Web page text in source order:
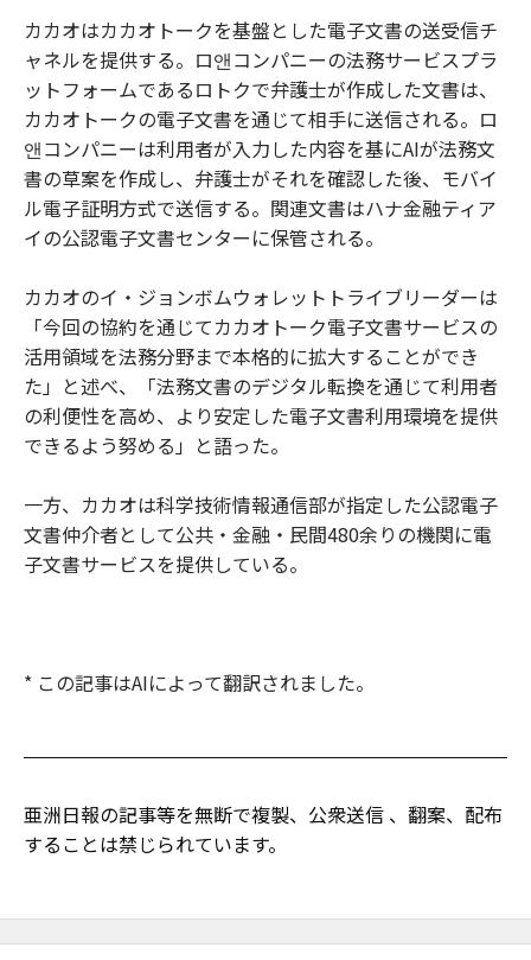
カカオはカカオトークを基盤とした電子文書の送受信チ
ャネルを提供する。ロ앤コンパニーの法務サービスプラ
ットフォームであるロトクで弁護士が作成した文書は、
カカオトークの電子文書を通じて相手に送信される。ロ
앤コンパニーは利用者が入力した内容を基にAIが法務文
書の草案を作成し、弁護士がそれを確認した後、モバイ
ル電子証明方式で送信する。関連文書はハナ金融ティア
イの公認電子文書センターに保管される。
カカオのイ・ジョンボムウォレットトライブリーダーは
「今回の協約を通じてカカオトーク電子文書サービスの
活用領域を法務分野まで本格的に拡大することができ
た」と述べ、「法務文書のデジタル転換を通じて利用者
の利便性を高め、より安定した電子文書利用環境を提供
できるよう努める」と語った。
一方、カカオは科学技術情報通信部が指定した公認電子
文書仲介者として公共・金融・民間480余りの機関に電
子文書サービスを提供している。
* この記事はAIによって翻訳されました。
亜洲日報の記事等を無断で複製、公衆送信 、翻案、配布
することは禁じられています。